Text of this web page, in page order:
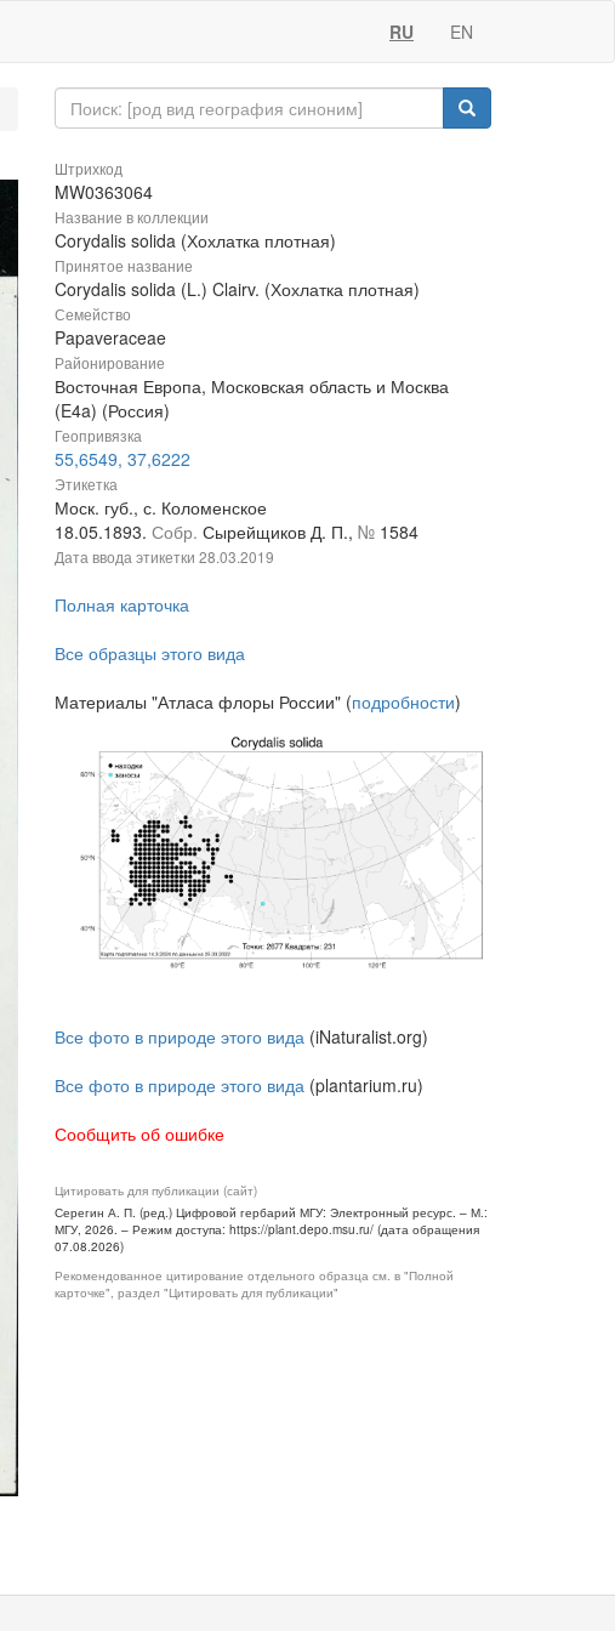
RU EN
Штрихкод
MW0363064
Название в коллекции
Corydalis solida (Хохлатка плотная)
Принятое название
Corydalis solida (L.) Clairv. (Хохлатка плотная)
Семейство
Papaveraceae
Районирование
Восточная Европа, Московская область и Москва
(E4a) (Россия)
Геопривязка
55,6549, 37,6222
Этикетка
Моск. губ., с. Коломенское
18.05.1893. Собр. Сырейщиков Д. П., № 1584
Дата ввода этикетки 28.03.2019
Полная карточка
Все образцы этого вида
Материалы "Атласа флоры России" (подробности)
Все фото в природе этого вида (iNaturalist.org)
Все фото в природе этого вида (plantarium.ru)
Сообщить об ошибке
Цитировать для публикации (сайт)
Серегин А. П. (ред.) Цифровой гербарий МГУ: Электронный ресурс. – М.:
МГУ, 2026. – Режим доступа: https://plant.depo.msu.ru/ (дата обращения
07.08.2026)
Рекомендованное цитирование отдельного образца см. в "Полной
карточке", раздел "Цитировать для публикации"